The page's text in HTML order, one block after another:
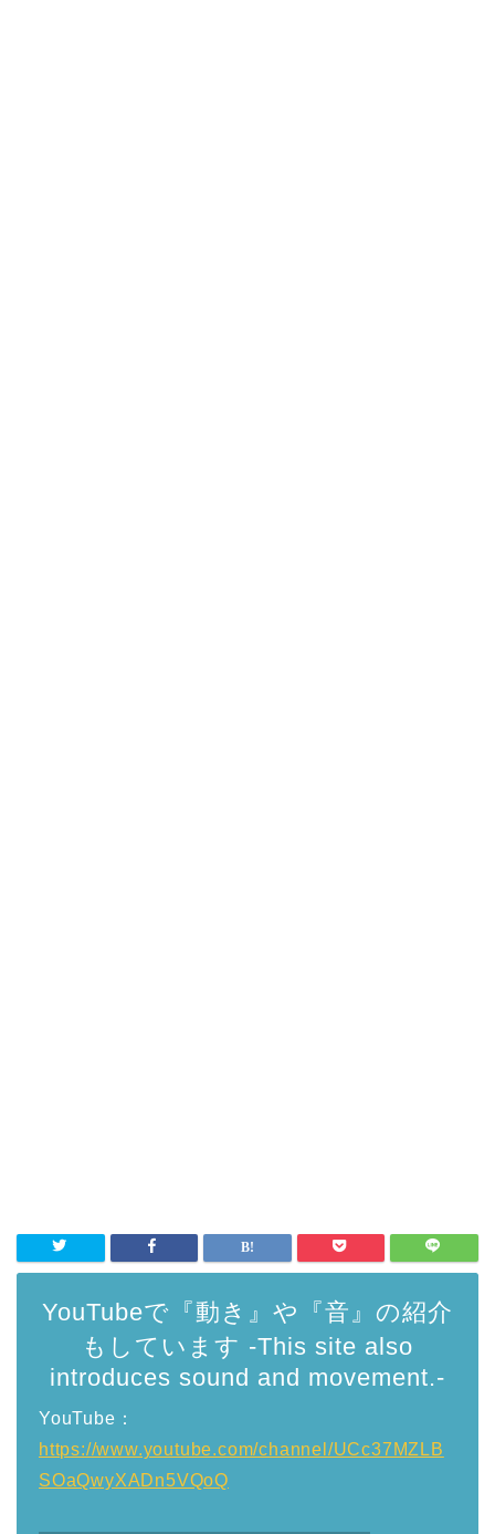
YouTubeで『動き』や『音』の紹介
もしています -This site also
introduces sound and movement.-
YouTube：
https://www.youtube.com/channel/UCc37MZLB
SOaQwyXADn5VQoQ